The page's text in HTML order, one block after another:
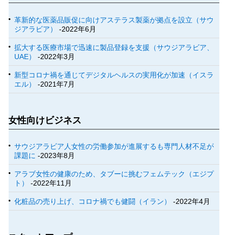
革新的な医薬品販促に向けアステラス製薬が拠点を設立（サウ
ジアラビア）
-2022年6月
拡大する医療市場で迅速に製品登録を支援（サウジアラビア、
UAE）
-2022年3月
新型コロナ禍を通じてデジタルヘルスの実用化が加速（イスラ
エル）
-2021年7月
女性向けビジネス
サウジアラビア人女性の労働参加が進展するも専門人材不足が
課題に -2023年8月
アラブ女性の健康のため、タブーに挑むフェムテック（エジプ
ト）
-2022年11月
化粧品の売り上げ、コロナ禍でも健闘（イラン） -2022年4月